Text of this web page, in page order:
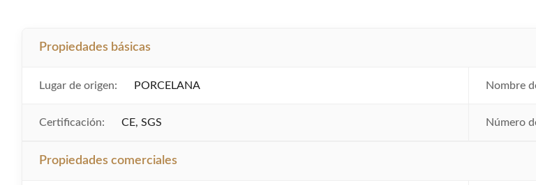
Propiedades básicas
Lugar de origen: PORCELANA Nombre
Certificación: CE, SGS Número
Propiedades comerciales